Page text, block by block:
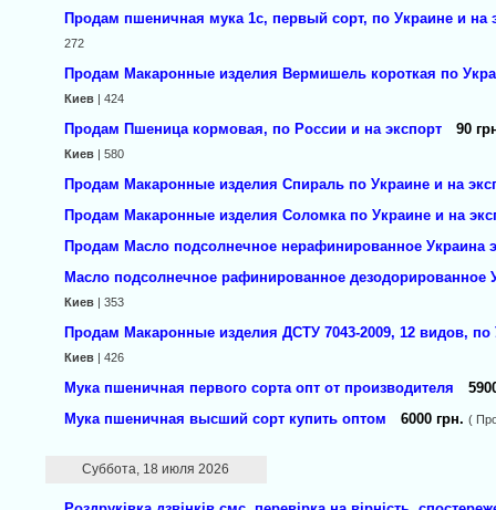
Продам пшеничная мука 1с, первый сорт, по Украине и на
272
Продам Макаронные изделия Вермишель короткая по
Киев| 424
Продам Пшеница кормовая, по России и на экспорт 90
Киев| 580
Продам Макаронные изделия Спираль по Украине и на
Продам Макаронные изделия Соломка по Украине и на
Продам Масло подсолнечное нерафинированное Украина
Масло подсолнечное рафинированное дезодорированное
Киев| 353
Продам Макаронные изделия ДСТУ 7043-2009, 12 видов, по
Киев| 426
Мука пшеничная первого сорта опт от производителя
Мука пшеничная высший сорт купить оптом
6000 грн. (
Суббота, 18 июля 2026